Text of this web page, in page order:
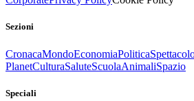
Sezioni
CronacaMondoEconomiaPolitica
PlanetCulturaSaluteScuolaAnimaliSpazio
Speciali